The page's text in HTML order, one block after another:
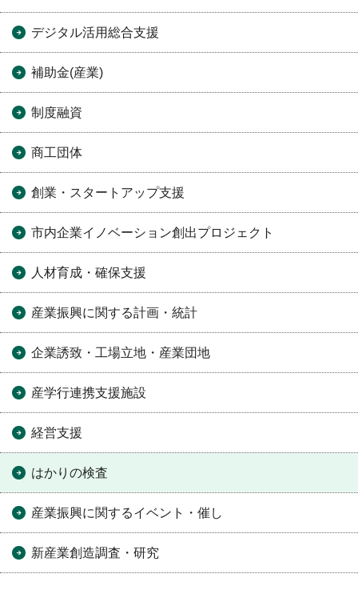
デジタル活用総合支援
補助金(産業)
制度融資
商工団体
創業・スタートアップ支援
市内企業イノベーション創出プロジェクト
人材育成・確保支援
産業振興に関する計画・統計
企業誘致・工場立地・産業団地
産学行連携支援施設
経営支援
はかりの検査
産業振興に関するイベント・催し
新産業創造調査・研究